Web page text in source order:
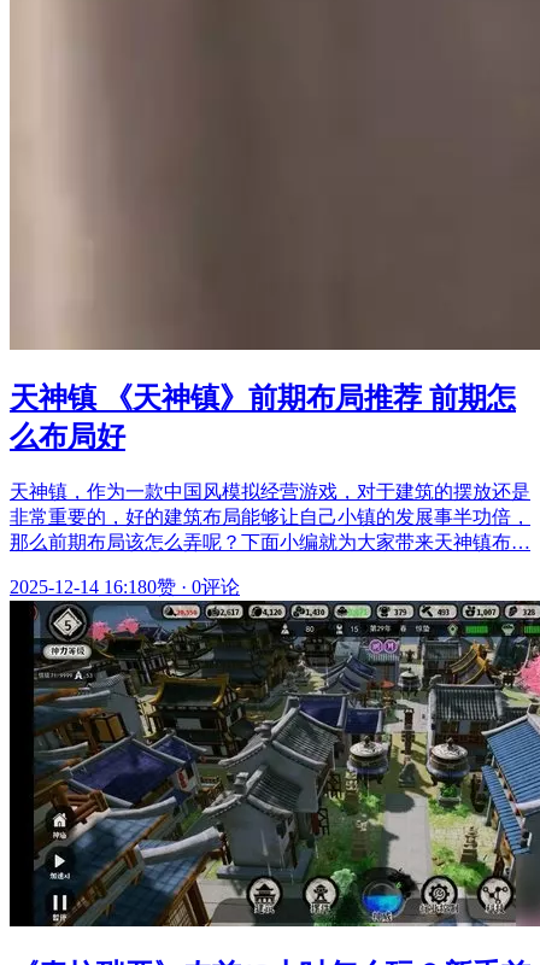
天神镇 《天神镇》前期布局推荐 前期怎
么布局好
天神镇，作为一款中国风模拟经营游戏，对于建筑的摆放还是
非常重要的，好的建筑布局能够让自己小镇的发展事半功倍，
那么前期布局该怎么弄呢？下面小编就为大家带来天神镇布…
2025-12-14 16:180赞 · 0评论